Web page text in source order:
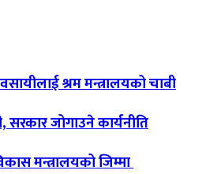
श्रम मन्त्रालयको चाबी
सरकार जोगाउने कार्यनीति
मन्त्रालयको जिम्मा